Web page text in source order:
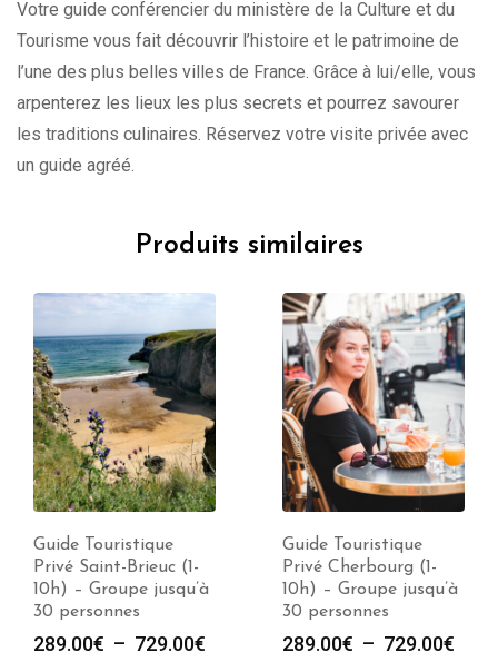
Votre guide conférencier du ministère de la Culture et du
Tourisme vous fait découvrir l’histoire et le patrimoine de
l’une des plus belles villes de France. Grâce à lui/elle, vous
arpenterez les lieux les plus secrets et pourrez savourer
les traditions culinaires. Réservez votre visite privée avec
un guide agréé.
Produits similaires
Guide Touristique
Privé Saint-Brieuc (1-
10h) – Groupe jusqu’à
30 personnes
289.00€ – 729.00€
Guide Touristique
Privé Cherbourg (1-
10h) – Groupe jusqu’à
30 personnes
289.00€ – 729.00€